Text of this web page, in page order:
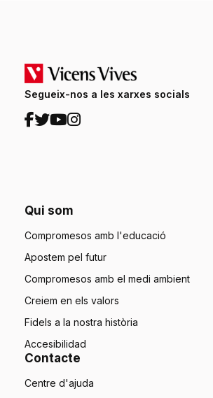
Segueix-nos a les xarxes socials
Qui som
Compromesos amb l'educació
Apostem pel futur
Compromesos amb el medi ambient
Creiem en els valors
Fidels a la nostra història
Accesibilidad
Contacte
Centre d'ajuda